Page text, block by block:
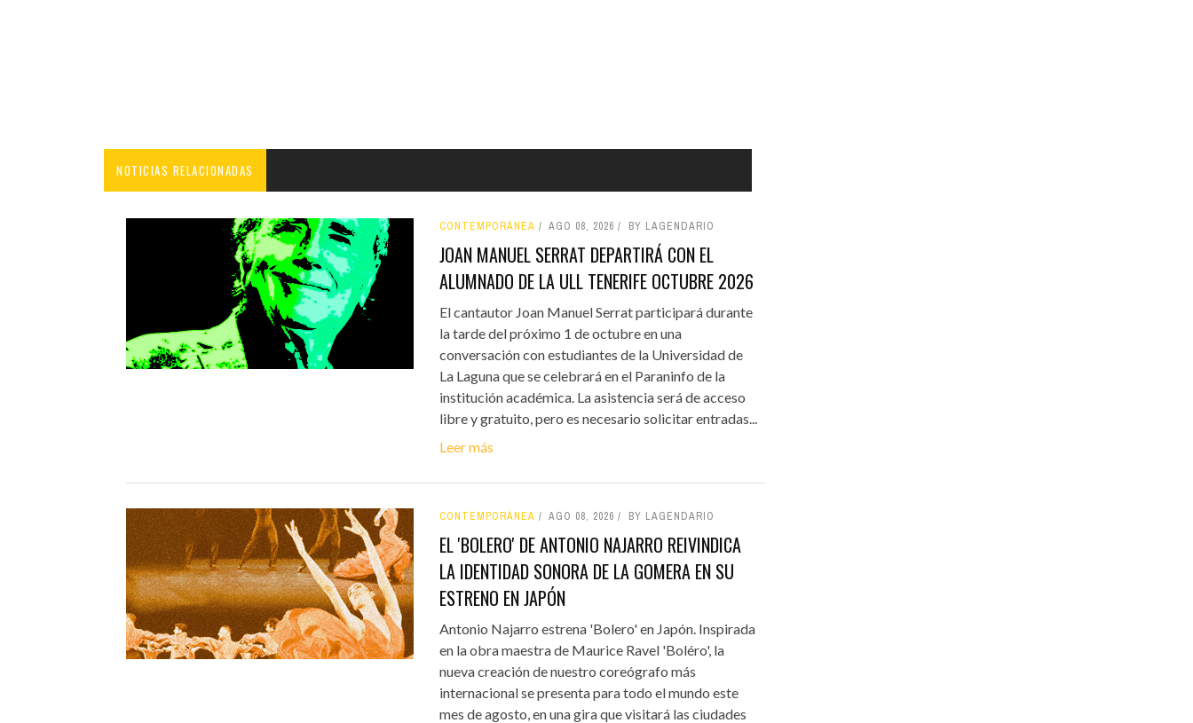
NOTICIAS RELACIONADAS
CONTEMPORÁNEA AGO 08, 2026 BY LAGENDARIO
JOAN MANUEL SERRAT DEPARTIRÁ CON EL
ALUMNADO DE LA ULL TENERIFE OCTUBRE 2026
El cantautor Joan Manuel Serrat participará durante
la tarde del próximo 1 de octubre en una
conversación con estudiantes de la Universidad de
La Laguna que se celebrará en el Paraninfo de la
institución académica. La asistencia será de acceso
libre y gratuito, pero es necesario solicitar entradas...
Leer más
CONTEMPORÁNEA AGO 08, 2026 BY LAGENDARIO
EL 'BOLERO' DE ANTONIO NAJARRO REIVINDICA
LA IDENTIDAD SONORA DE LA GOMERA EN SU
ESTRENO EN JAPÓN
Antonio Najarro estrena 'Bolero' en Japón. Inspirada
en la obra maestra de Maurice Ravel 'Boléro', la
nueva creación de nuestro coreógrafo más
internacional se presenta para todo el mundo este
mes de agosto, en una gira que visitará las ciudades